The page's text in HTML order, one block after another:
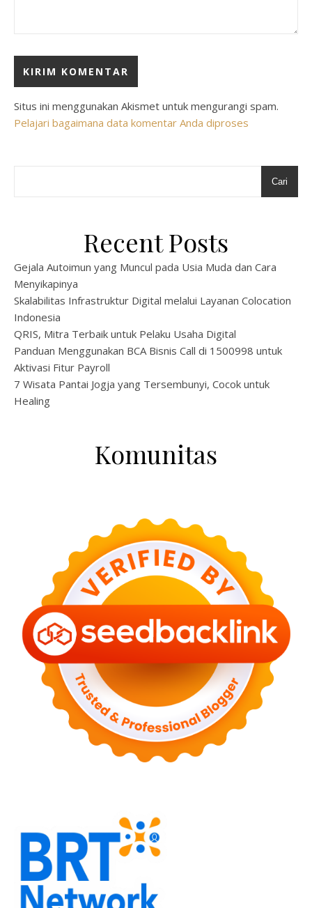
Situs ini menggunakan Akismet untuk mengurangi spam.
Pelajari bagaimana data komentar Anda diproses
Cari
Recent Posts
Gejala Autoimun yang Muncul pada Usia Muda dan Cara
Menyikapinya
Skalabilitas Infrastruktur Digital melalui Layanan Colocation
Indonesia
QRIS, Mitra Terbaik untuk Pelaku Usaha Digital
Panduan Menggunakan BCA Bisnis Call di 1500998 untuk
Aktivasi Fitur Payroll
7 Wisata Pantai Jogja yang Tersembunyi, Cocok untuk
Healing
Komunitas